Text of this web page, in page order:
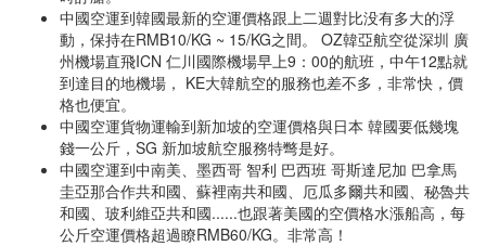
中國空運到韓國最新的空運價格跟上二週對比没有多大的浮
動，保持在RMB10/KG ~ 15/KG之間。 OZ韓亞航空從深圳 廣
州機場直飛ICN 仁川國際機場早上9：00的航班，中午12點就
到達目的地機場， KE大韓航空的服務也差不多，非常快，價
格也便宜。
中國空運貨物運輸到新加坡的空運價格與日本 韓國要低幾塊
錢一公斤，SG 新加坡航空服務特彆是好。
中國空運到中南美、墨西哥 智利 巴西班 哥斯達尼加 巴拿馬
圭亞那合作共和國、蘇裡南共和國、厄瓜多爾共和國、秘魯共
和國、玻利維亞共和國......也跟著美國的空價格水漲船高，每
公斤空運價格超過瞭RMB60/KG。非常高！